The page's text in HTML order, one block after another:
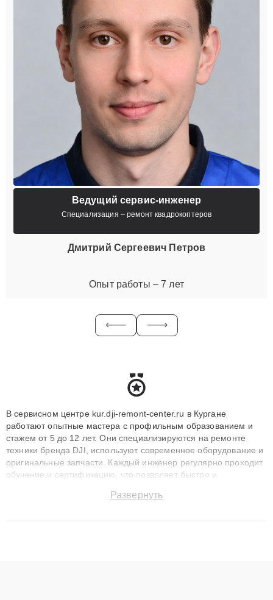
Ведущий сервис-инженер
Специализация – ремонт квадрокоптеров
Дмитрий Сергеевич Петров
Опыт работы – 7 лет
В сервисном центре kur.dji-remont-center.ru в Кургане
работают опытные мастера с профильным образованием и
стажем от 5 до 12 лет. Они специализируются на ремонте
техники бренда DJI, используют современное оборудование и
оригинальные запчасти. Каждый инженер регулярно проходит
обучение и сертификацию, что позволяет быстро и
сохранением гарантии до 3 лет. Наши мастера решают
Развернуть